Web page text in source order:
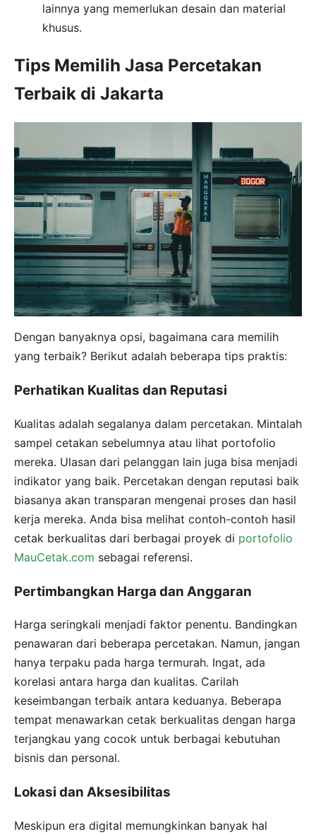
lainnya yang memerlukan desain dan material
khusus.
Tips Memilih Jasa Percetakan
Terbaik di Jakarta
Dengan banyaknya opsi, bagaimana cara memilih
yang terbaik? Berikut adalah beberapa tips praktis:
Perhatikan Kualitas dan Reputasi
Kualitas adalah segalanya dalam percetakan. Mintalah
sampel cetakan sebelumnya atau lihat portofolio
mereka. Ulasan dari pelanggan lain juga bisa menjadi
indikator yang baik. Percetakan dengan reputasi baik
biasanya akan transparan mengenai proses dan hasil
kerja mereka. Anda bisa melihat contoh-contoh hasil
cetak berkualitas dari berbagai proyek di portofolio
MauCetak.com sebagai referensi.
Pertimbangkan Harga dan Anggaran
Harga seringkali menjadi faktor penentu. Bandingkan
penawaran dari beberapa percetakan. Namun, jangan
hanya terpaku pada harga termurah. Ingat, ada
korelasi antara harga dan kualitas. Carilah
keseimbangan terbaik antara keduanya. Beberapa
tempat menawarkan cetak berkualitas dengan harga
terjangkau yang cocok untuk berbagai kebutuhan
bisnis dan personal.
Lokasi dan Aksesibilitas
Meskipun era digital memungkinkan banyak hal